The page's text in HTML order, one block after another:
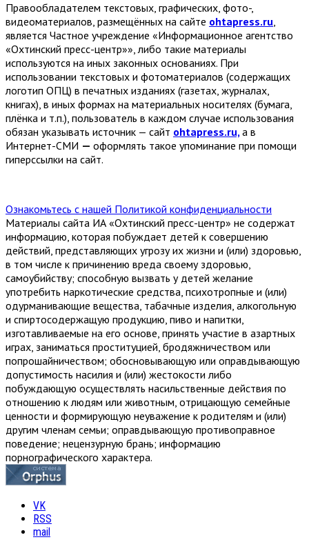
Правообладателем текстовых, графических, фото-,
видеоматериалов, размещённых на сайте ohtapress.ru,
является Частное учреждение «Информационное агентство
«Охтинский пресс-центр»», либо такие материалы
используются на иных законных основаниях. При
использовании текстовых и фотоматериалов (содержащих
логотип ОПЦ) в печатных изданиях (газетах, журналах,
книгах), в иных формах на материальных носителях (бумага,
плёнка и т.п.), пользователь в каждом случае использования
обязан указывать источник — сайт ohtapress.ru, а в
Интернет-СМИ — оформлять такое упоминание при помощи
гиперссылки на сайт.
Ознакомьтесь с нашей Политикой конфиденциальности
Материалы сайта ИА «Охтинский пресс-центр» не содержат
информацию, которая побуждает детей к совершению
действий, представляющих угрозу их жизни и (или) здоровью,
в том числе к причинению вреда своему здоровью,
самоубийству; способную вызвать у детей желание
употребить наркотические средства, психотропные и (или)
одурманивающие вещества, табачные изделия, алкогольную
и спиртосодержащую продукцию, пиво и напитки,
изготавливаемые на его основе, принять участие в азартных
играх, заниматься проституцией, бродяжничеством или
попрошайничеством; обосновывающую или оправдывающую
допустимость насилия и (или) жестокости либо
побуждающую осуществлять насильственные действия по
отношению к людям или животным, отрицающую семейные
ценности и формирующую неуважение к родителям и (или)
другим членам семьи; оправдывающую противоправное
поведение; нецензурную брань; информацию
порнографического характера.
VK
RSS
mail